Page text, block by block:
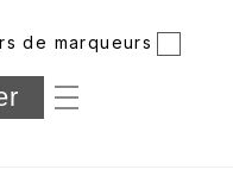
de marqueurs